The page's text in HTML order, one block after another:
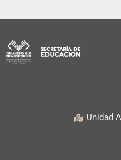
Unidad